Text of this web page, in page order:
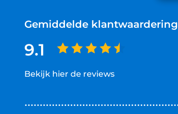
Gemiddelde klantwaardering
9.1
Bekijk hier de reviews
van